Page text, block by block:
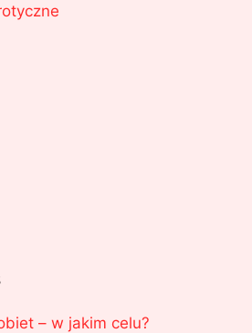
– w jakim celu?